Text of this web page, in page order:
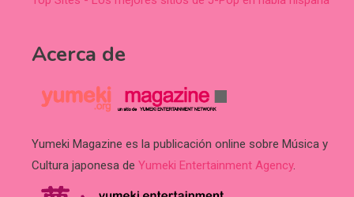
Acerca de
Yumeki Magazine es la publicación online sobre Música y
Cultura japonesa de Yumeki Entertainment Agency.